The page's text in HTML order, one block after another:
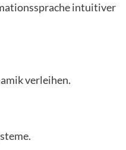
intuitiver
verleihen.